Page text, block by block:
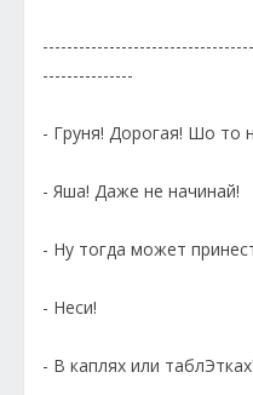
---------------
- Груня! Дорогая! Шо то
- Яша! Даже не начинай!
- Ну тогда может
- Неси!
- В каплях или